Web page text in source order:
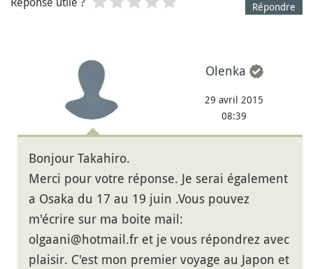
Répondre
Olenka
29 avril 2015
08:39
Bonjour Takahiro.
Merci pour votre réponse. Je serai également
a Osaka du 17 au 19 juin .Vous pouvez
m'écrire sur ma boite mail:
olgaani@hotmail.fr et je vous répondrez avec
plaisir. C'est mon premier voyage au Japon et